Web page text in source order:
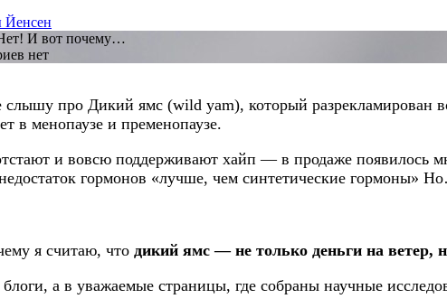
Йенсен
И вот почему…
нет
слышу про Дикий ямс (wild yam), который разрекламирован
в менопаузе и пременопаузе.
и вовсю поддерживают хайп — в продаже появилось
гормонов «лучше, чем синтетические гормоны»
я считаю, что дикий ямс — не только деньги на ветер,
а в уважаемые страницы, где собраны научные